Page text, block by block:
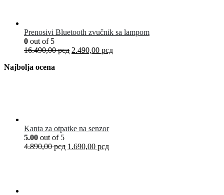
Prenosivi Bluetooth zvučnik sa lampom
0 out of 5
16.490,00рсд 2.490,00 рсд
Najbolja ocena
Kanta za otpatke na senzor
5.00 out of 5
4.890,00рсд 1.690,00 рсд